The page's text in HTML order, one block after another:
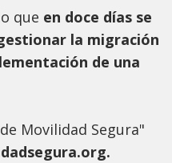
que en doce días se
la migración
de una
Movilidad Segura"